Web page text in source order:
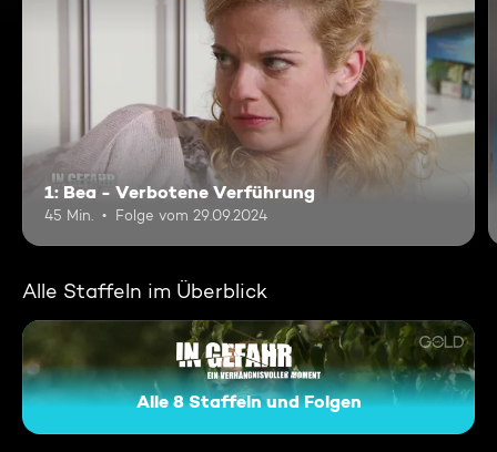
1: Bea - Verbotene Verführung
45 Min. Folge vom 29.09.2024
Alle Staffeln im Überblick
In Gefahr - Ein
Alle 8 Staffeln und Folgen